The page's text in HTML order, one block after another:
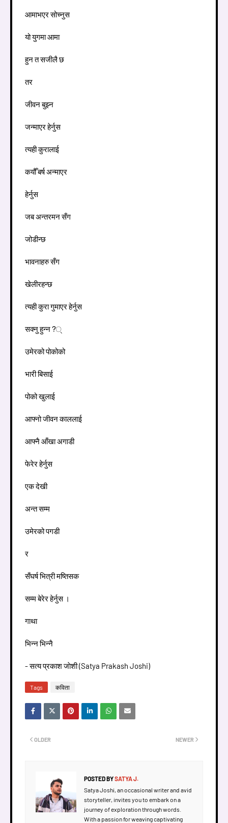
आमाभएर सोच्नुस
यो युगमा आमा
हुन त सजीलै छ
तर
जीवन बुझ्न
जन्माएर हेर्नुस
त्यही कुरालाई
कयौँ बर्ष अन्माएर
हेर्नुस
जब अन्तरमन सँग
जोडीन्छ
भावनाहरु सँग
खेलीरहन्छ
त्यही कुरा गुमाएर हेर्नुस
सक्नु हुन्न?्
उमेरको पोकोको
भारी बिसाई
पोको खुलाई
आफ्नो जीवन काललाई
आफ्नै आँखा अगाडी
फेरेर हेर्नुस
एक देखी
अन्त सम्म
उमेरको पगडी
र
सँघर्ष भित्री मष्तिसक
सम्म बेरेर हेर्नुस ।
गाथा
भिन्न भिन्नै
- सत्य प्रकाश जाेशी (Satya Prakash Joshi)
Tags कविता
NEWER
OLDER
POSTED BYSATYA J.
Satya Joshi, an occasional writer and avid
storyteller, invites you to embark on a
journey of exploration through words.
With a passion for weaving captivating